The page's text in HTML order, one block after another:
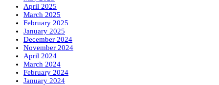
April 2025
March 2025
February 2025
January 2025
December 2024
November 2024
April 2024
March 2024
February 2024
January 2024